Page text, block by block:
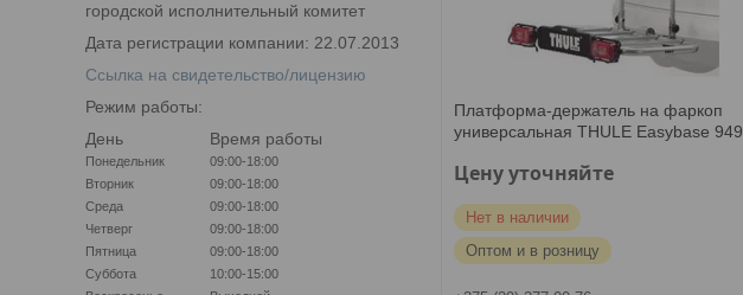
городской исполнительный комитет
Дата регистрации компании: 22.07.2013
Ссылка на свидетельство/лицензию
Режим работы:
День
Время работы
Понедельник
09:00-18:00
Вторник
09:00-18:00
Среда
09:00-18:00
Четверг
09:00-18:00
Пятница
09:00-18:00
Суббота
10:00-15:00
Платформа-держатель на фаркоп
универсальная THULE Easybase 949
Цену уточняйте
Нет в наличии
Оптом и в розницу